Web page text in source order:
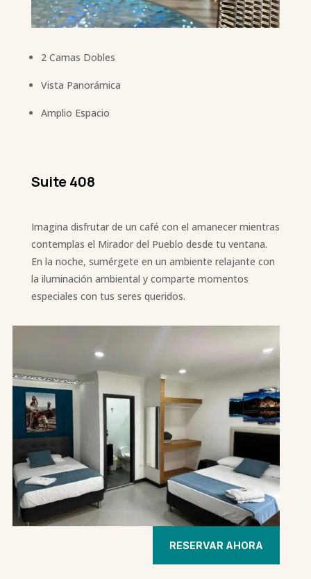
2 Camas Dobles
Vista Panorámica
Amplio Espacio
Suite 408
Imagina disfrutar de un café con el amanecer mientras
contemplas el Mirador del Pueblo desde tu ventana.
En la noche, sumérgete en un ambiente relajante con
la iluminación ambiental y comparte momentos
especiales con tus seres queridos.
RESERVAR AHORA